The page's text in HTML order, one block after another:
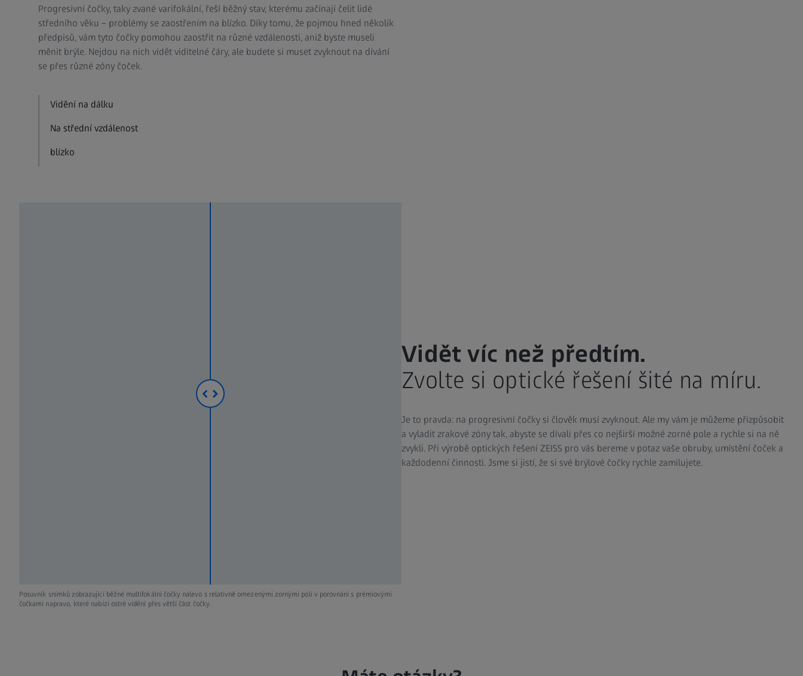
Progresivní čočky, taky zvané varifokální, řeší běžný stav, kterému začínají čelit lidé
středního věku – problémy se zaostřením na blízko. Díky tomu, že pojmou hned několik
předpisů, vám tyto čočky pomohou zaostřit na různé vzdálenosti, aniž byste museli
měnit brýle. Nejdou na nich vidět viditelné čáry, ale budete si muset zvyknout na dívání
se přes různé zóny čoček.
Vidění na dálku
Na střední vzdálenost
blízko
Posuvník snímků zobrazující běžné multifokální čočky nalevo s relativně omezenými zornými poli v porovnání s prémiovými
čočkami napravo, které nabízí ostré vidění přes větší část čočky.
Vidět víc než předtím.
Zvolte si optické řešení šité na míru.
Je to pravda: na progresivní čočky si člověk musí zvyknout. Ale my vám je můžeme přizpůsobit
a vyladit zrakové zóny tak, abyste se dívali přes co nejširší možné zorné pole a rychle si na ně
zvykli. Při výrobě optických řešení ZEISS pro vás bereme v potaz vaše obruby, umístění čoček a
každodenní činnosti. Jsme si jistí, že si své brýlové čočky rychle zamilujete.